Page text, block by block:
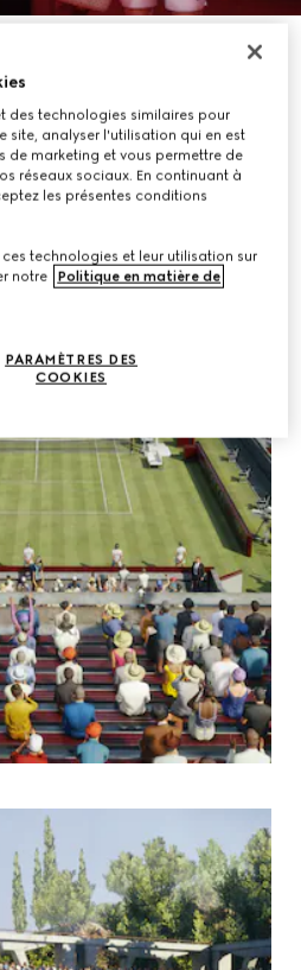
des technologies similaires pour
site, analyser l'utilisation qui en est
de marketing et vous permettre de
réseaux sociaux. En continuant à
les présentes conditions
technologies et leur utilisation sur
notre
Politique en matière de
PARAMÈTRES DES
COOKIES